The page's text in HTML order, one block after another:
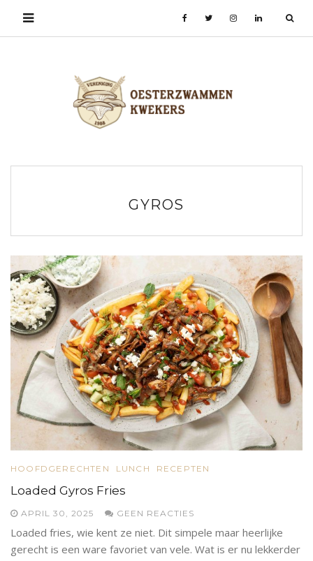
GYROS
HOOFDGERECHTEN LUNCH RECEPTEN
Loaded Gyros Fries
APRIL 30, 2025 GEEN REACTIES
Loaded fries, wie kent ze niet. Dit simpele maar heerlijke
gerecht is een ware favoriet van vele. Wat is er nu lekkerder